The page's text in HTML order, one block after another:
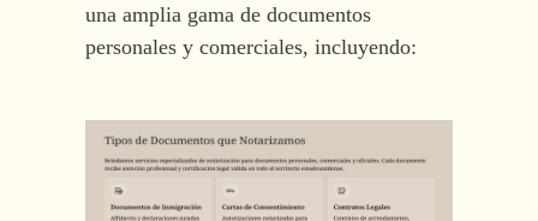
una amplia gama de documentos
personales y comerciales, incluyendo: